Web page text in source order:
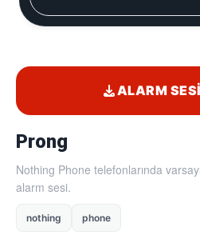
Prong
Nothing Phone telefonlarında
alarm sesi.
nothing phone
ALARM